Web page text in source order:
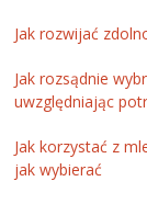
Jak rozwijać
Jak rozsądnie
uwzględniając
Jak korzystać z
jak wybierać